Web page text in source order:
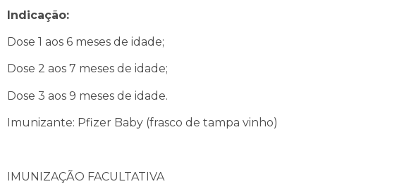
Indicação:
Dose 1 aos 6 meses de idade;
Dose 2 aos 7 meses de idade;
Dose 3 aos 9 meses de idade.
Imunizante: Pfizer Baby (frasco de tampa vinho)
IMUNIZAÇÃO FACULTATIVA